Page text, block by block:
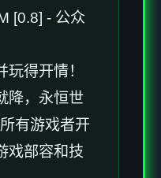
[0.8] - 公众
得开情！
降，永恒世
有游戏者开
戏部容和技